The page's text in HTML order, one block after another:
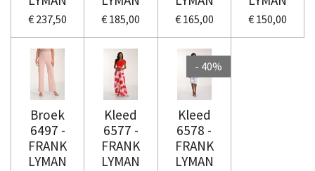
€ 237,50 € 185,00 € 165,00 € 150,00
Broek
6497 -
FRANK
LYMAN
Kleed
6577 -
FRANK
LYMAN
- 40%
Kleed
6578 -
FRANK
LYMAN